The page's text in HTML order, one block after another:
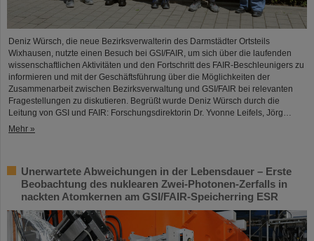
Deniz Würsch, die neue Bezirksverwalterin des Darmstädter Ortsteils
Wixhausen, nutzte einen Besuch bei GSI/FAIR, um sich über die laufenden
wissenschaftlichen Aktivitäten und den Fortschritt des FAIR-Beschleunigers zu
informieren und mit der Geschäftsführung über die Möglichkeiten der
Zusammenarbeit zwischen Bezirksverwaltung und GSI/FAIR bei relevanten
Fragestellungen zu diskutieren. Begrüßt wurde Deniz Würsch durch die
Leitung von GSI und FAIR: Forschungsdirektorin Dr. Yvonne Leifels, Jörg…
Mehr »
Unerwartete Abweichungen in der Lebensdauer – Erste
Beobachtung des nuklearen Zwei-Photonen-Zerfalls in
nackten Atomkernen am GSI/FAIR-Speicherring ESR